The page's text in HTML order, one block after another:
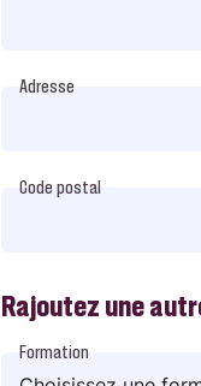
Adresse
Code postal
Rajoutez une
Formation